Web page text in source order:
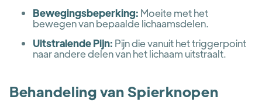
Bewegingsbeperking: Moeite met het
bewegen van bepaalde lichaamsdelen.
Uitstralende Pijn: Pijn die vanuit het triggerpoint
naar andere delen van het lichaam uitstraalt.
Behandeling van Spierknopen